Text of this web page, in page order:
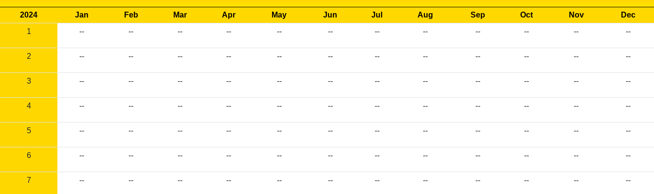
2024 Jan Feb Mar Apr May Jun Jul Aug Sep Oct Nov
Dec
1
-- -- -- -- -- -- -- -- -- -- -- --
2 -- -- -- -- -- -- -- -- -- -- -- --
3 -- -- -- -- -- -- -- -- -- -- -- --
4 -- -- -- -- -- -- -- -- -- -- -- --
5 -- -- -- -- -- -- -- -- -- -- -- --
6 -- -- -- -- -- -- -- -- -- -- -- --
7 -- -- -- -- -- -- -- -- -- -- -- --